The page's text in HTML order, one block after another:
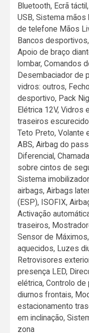
Bluetooth, Ecrã
USB, Sistema
de telefone Mãos
Bancos
Apoio de braço
lombar, Comandos
Desembaciador de
vidros: outros,
desportivo, Pack
Elétrica 12V, Vidros
traseiros
Teto Preto, Volante
ABS, Airbag do
Diferencial,
sobre cintos de
Sistema
airbags, Airbags
(ESP), ISOFIX,
Activação
traseiros,
Sensor de
aquecidos, Luzes
Retrovisores
presença LED,
elétrica, Controlo
diurnos frontais,
estacionamento
em inclinação,
zona